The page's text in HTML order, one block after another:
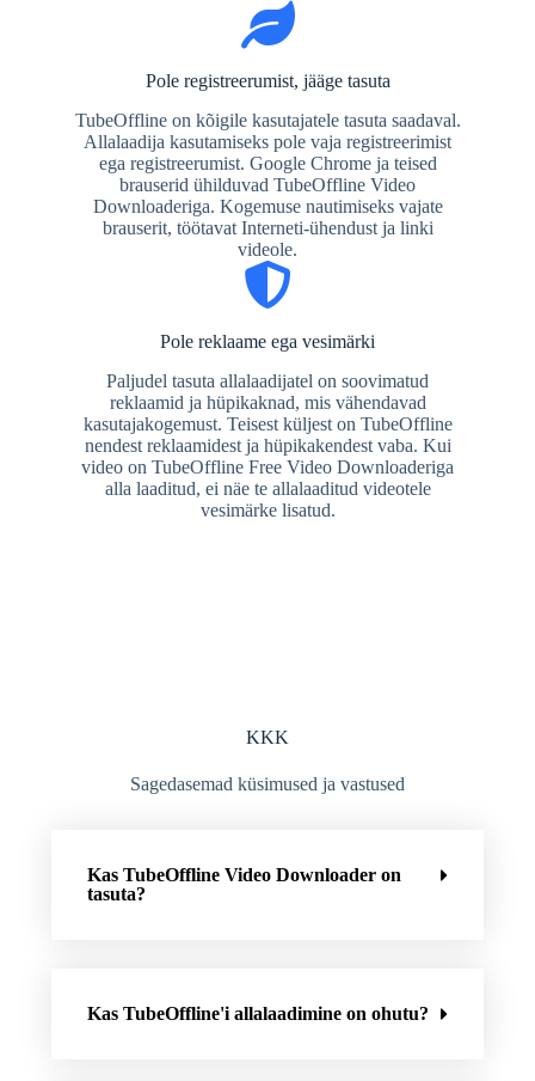
Pole registreerumist, jääge tasuta
TubeOffline on kõigile kasutajatele tasuta saadaval.
Allalaadija kasutamiseks pole vaja registreerimist
ega registreerumist. Google Chrome ja teised
brauserid ühilduvad TubeOffline Video
Downloaderiga. Kogemuse nautimiseks vajate
brauserit, töötavat Interneti-ühendust ja linki
videole.
Pole reklaame ega vesimärki
Paljudel tasuta allalaadijatel on soovimatud
reklaamid ja hüpikaknad, mis vähendavad
kasutajakogemust. Teisest küljest on TubeOffline
nendest reklaamidest ja hüpikakendest vaba. Kui
video on TubeOffline Free Video Downloaderiga
alla laaditud, ei näe te allalaaditud videotele
vesimärke lisatud.
KKK
Sagedasemad küsimused ja vastused
Kas TubeOffline Video Downloader on
tasuta?
Kas TubeOffline'i allalaadimine on ohutu?